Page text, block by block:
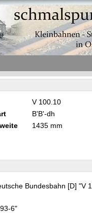
V 100.10
B'B'-dh
1435 mm
Bundesbahn [D] "V
6"